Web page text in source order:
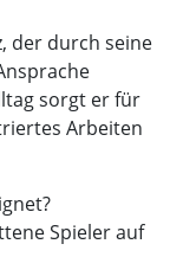
der durch seine
sorgt er für
Arbeiten
Spieler auf